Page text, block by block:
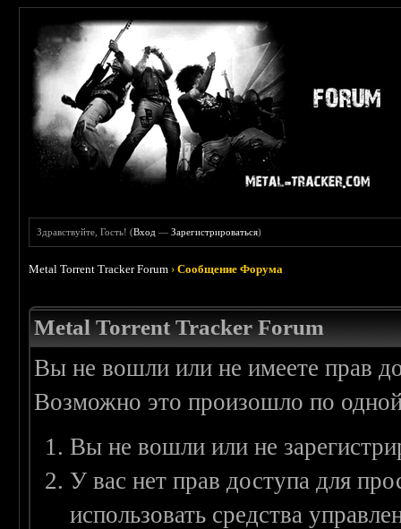
Здравствуйте, Гость! (Вход —Зарегистрироваться)
Metal Torrent Tracker Forum ›Сообщение Форума
Metal Torrent Tracker Forum
Вы не вошли или не имеете прав
Возможно это произошло по
Вы не вошли или не
У вас нет прав доступа для
использовать средства